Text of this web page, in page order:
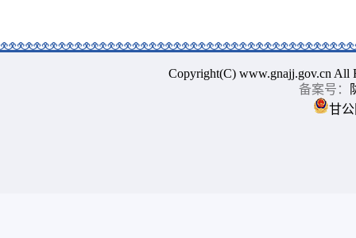
Copyright(C) www.gnajj.gov.cn
备案号：
甘公